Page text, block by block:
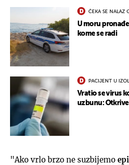
ČEKA SE NALAZ
U moru
kome se radi
PACIJENT U
Vratio se virus
uzbunu:
"Ako vrlo brzo ne suzbijemo